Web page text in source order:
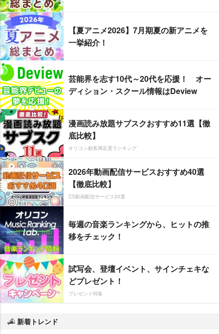
【夏アニメ2026】7月期夏の新アニメを
一挙紹介！
芸能界を志す10代～20代を応援！ オー
ディション・スクール情報はDeview
漫画読み放題サブスクおすすめ11選【徹
底比較】
オリコン顧客満足度ランキング
2026年動画配信サービスおすすめ40選
【徹底比較】
CS動画配信サービス20選
毎週の音楽ランキングから、ヒットの推
移をチェック！
試写会、登壇イベント、サインチェキな
どプレゼント！
プレゼント特集
新着トレンド